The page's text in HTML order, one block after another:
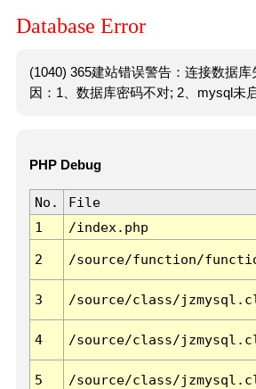
Database Error
(1040) 365建站错误警告：连接数据
因：1、数据库密码不对; 2、mysql未启
PHP Debug
No. File
1
/index.php
2 /source/function/
3 /source/class/
4 /source/class/
5 /source/class/